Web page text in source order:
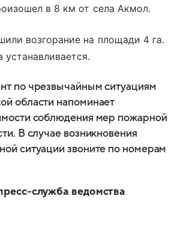
в 8 км от села Акмол.
возгорание на площади 4 га.
по чрезвычайным ситуациям
области напоминает
соблюдения мер пожарной
В случае возникновения
ситуации звоните по номерам
служба ведомства